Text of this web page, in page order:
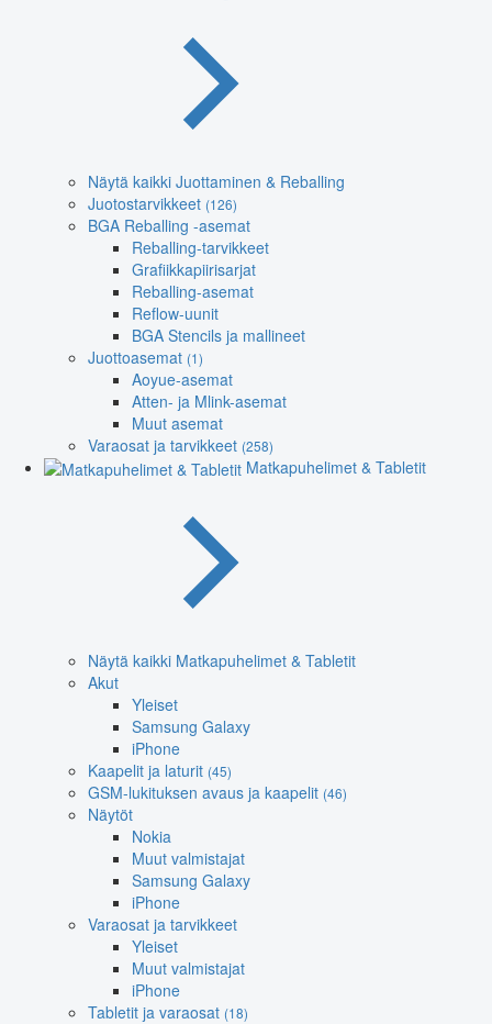
Näytä kaikki Juottaminen & Reballing
Juotostarvikkeet (126)
BGA Reballing -asemat
Reballing-tarvikkeet
Grafiikkapiirisarjat
Reballing-asemat
Reflow-uunit
BGA Stencils ja mallineet
Juottoasemat (1)
Aoyue-asemat
Atten- ja Mlink-asemat
Muut asemat
Varaosat ja tarvikkeet (258)
Matkapuhelimet & Tabletit
Näytä kaikki Matkapuhelimet & Tabletit
Akut
Yleiset
Samsung Galaxy
iPhone
Kaapelit ja laturit (45)
GSM-lukituksen avaus ja kaapelit (46)
Näytöt
Nokia
Muut valmistajat
Samsung Galaxy
iPhone
Varaosat ja tarvikkeet
Yleiset
Muut valmistajat
iPhone
Tabletit ja varaosat (18)